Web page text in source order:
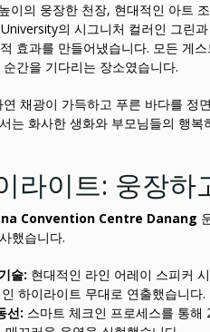
이의 웅장한 천장, 현대적인 아트
의 시그니처 컬러인 그린
효과를 만들어냈습니다. 모든 게
간을 기다리는 장소였습니다.
채광이 가득하고 푸른 바다를 정
는 화사한 생화와 부모님들의 행
라이트: 웅장하
Convention Centre Danang
했습니다.
술: 현대적인 라인 어레이 스피커
하이라이트 무대로 연출했습니다.
선: 스마트 체크인 프로세스를 통